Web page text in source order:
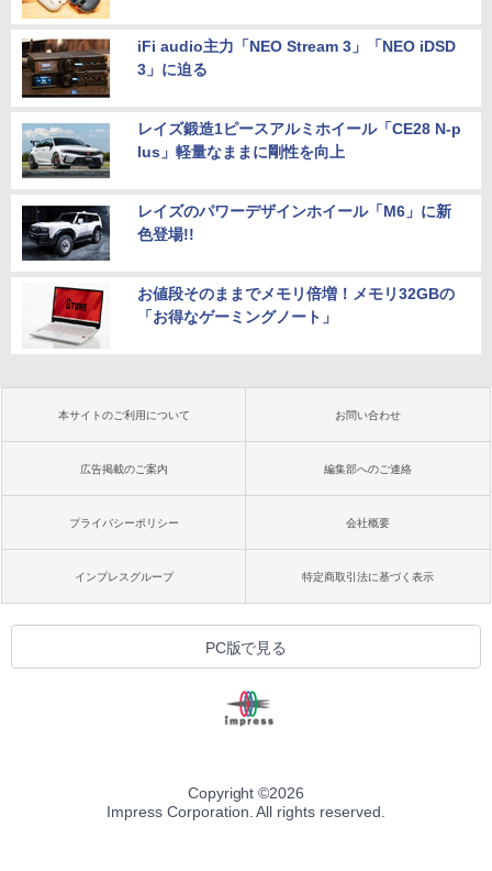
iFi audio主力「NEO Stream 3」「NEO iDSD
3」に迫る
レイズ鍛造1ピースアルミホイール「CE28 N-p
lus」軽量なままに剛性を向上
レイズのパワーデザインホイール「M6」に新
色登場!!
お値段そのままでメモリ倍増！メモリ32GBの
「お得なゲーミングノート」
本サイトのご利用について お問い合わせ
広告掲載のご案内 編集部へのご連絡
プライバシーポリシー 会社概要
インプレスグループ 特定商取引法に基づく表示
PC版で見る
Copyright ©2026
Impress Corporation. All rights reserved.